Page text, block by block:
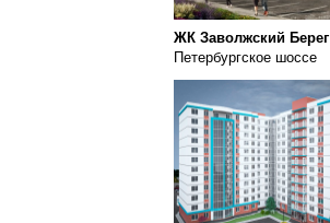
ЖК Заволжский Берег
Петербургское шоссе